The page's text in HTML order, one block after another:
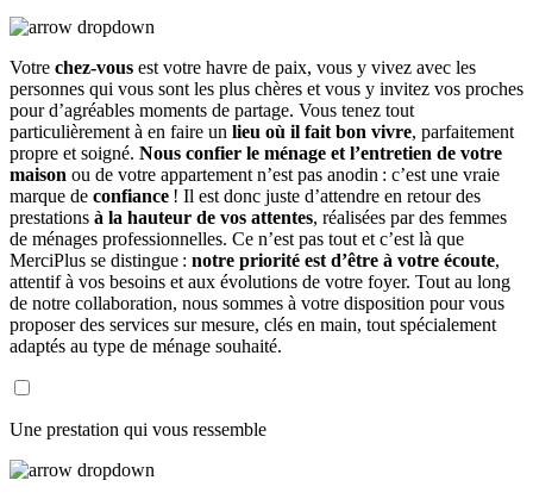
Votre chez-vous est votre havre de paix, vous y vivez avec les
personnes qui vous sont les plus chères et vous y invitez vos proches
pour d’agréables moments de partage. Vous tenez tout
particulièrement à en faire un lieu où il fait bon vivre, parfaitement
propre et soigné. Nous confier le ménage et l’entretien de votre
maison ou de votre appartement n’est pas anodin : c’est une vraie
marque de confiance ! Il est donc juste d’attendre en retour des
prestations à la hauteur de vos attentes, réalisées par des femmes
de ménages professionnelles. Ce n’est pas tout et c’est là que
MerciPlus se distingue : notre priorité est d’être à votre écoute,
attentif à vos besoins et aux évolutions de votre foyer. Tout au long
de notre collaboration, nous sommes à votre disposition pour vous
proposer des services sur mesure, clés en main, tout spécialement
adaptés au type de ménage souhaité.
Une prestation qui vous ressemble